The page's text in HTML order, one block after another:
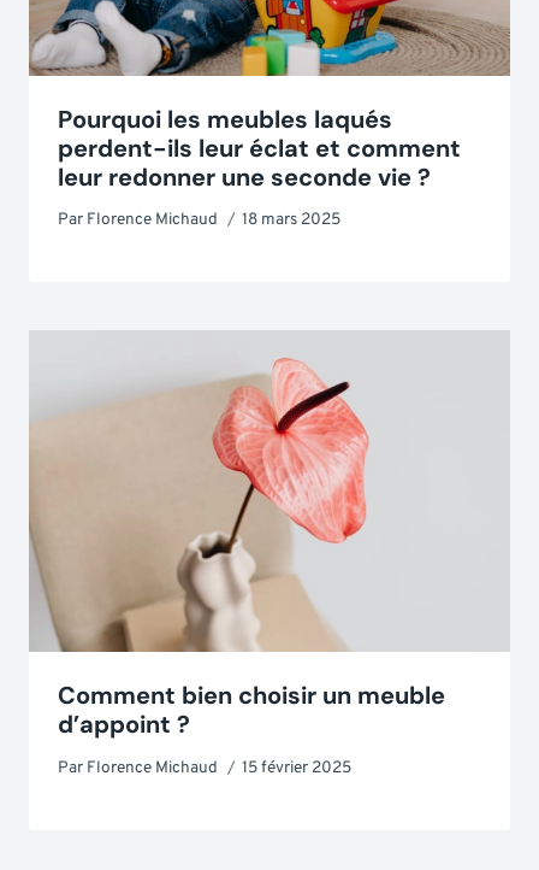
Pourquoi les meubles laqués
perdent-ils leur éclat et comment
leur redonner une seconde vie ?
Par Florence Michaud 18 mars 2025
Comment bien choisir un meuble
d’appoint ?
Par Florence Michaud 15 février 2025